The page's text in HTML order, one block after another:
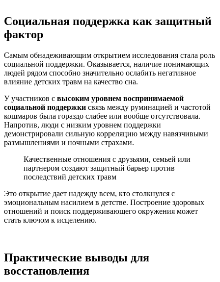
Социальная поддержка как защитный
фактор
Самым обнадеживающим открытием исследования стала роль
социальной поддержки. Оказывается, наличие понимающих
людей рядом способно значительно ослабить негативное
влияние детских травм на качество сна.
У участников с высоким уровнем воспринимаемой
социальной поддержки связь между руминацией и частотой
кошмаров была гораздо слабее или вообще отсутствовала.
Напротив, люди с низким уровнем поддержки
демонстрировали сильную корреляцию между навязчивыми
размышлениями и ночными страхами.
Качественные отношения с друзьями, семьей или
партнером создают защитный барьер против
последствий детских травм
Это открытие дает надежду всем, кто столкнулся с
эмоциональным насилием в детстве. Построение здоровых
отношений и поиск поддерживающего окружения может
стать ключом к исцелению.
Практические выводы для
восстановления